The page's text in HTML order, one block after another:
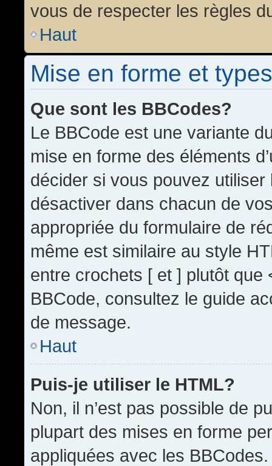
vous de respecter les règles
Haut
Mise en forme et
Que sont les BBCodes?
Le BBCode est une variante
mise en forme des éléments
décider si vous pouvez
désactiver dans chacun de
appropriée du formulaire de
même est similaire au style
entre crochets [ et ] plutôt que
BBCode, consultez le guide
de message.
Haut
Puis-je utiliser le HTML?
Non, il n’est pas possible de
plupart des mises en forme
appliquées avec les BBCodes.